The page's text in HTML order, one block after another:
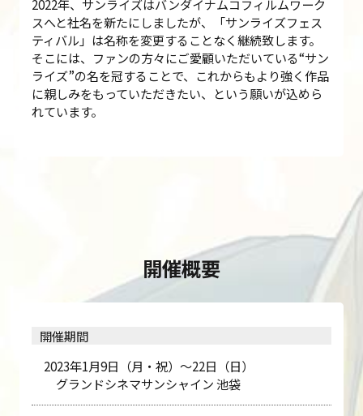
2022年、サンライズはバンダイナムコフィルムワーク
スへと社名を新たにしましたが、「サンライズフェス
ティバル」は名称を変更することなく継続致します。
そこには、ファンの方々にご愛顧いただいている“サン
ライズ”の名を冠することで、これからもより強く作品
に親しみをもっていただきたい、という願いが込めら
れています。
開催概要
開催期間
2023年1月9日（月・祝）～22日（日）
グランドシネマサンシャイン 池袋